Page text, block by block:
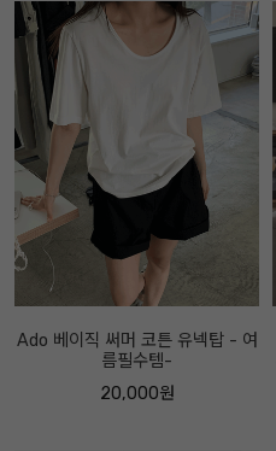
Ado 베이직 써머 코튼 유넥탑 - 여
름필수템-
20,000원